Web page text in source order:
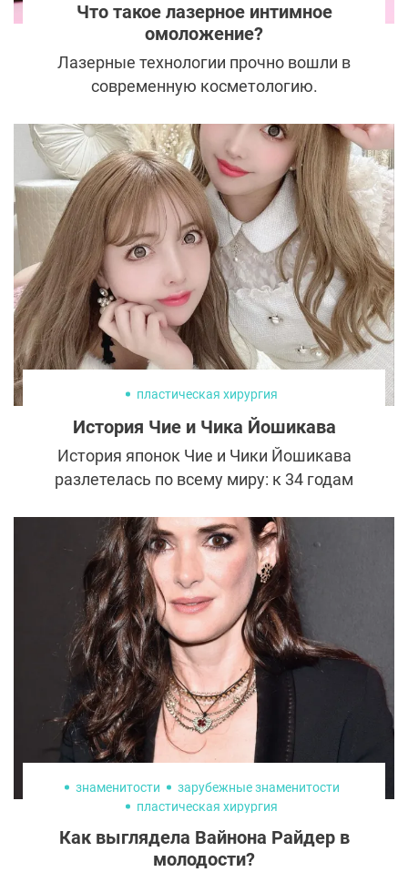
Что такое лазерное интимное
омоложение?
Лазерные технологии прочно вошли в
современную косметологию.
старение и возвращают коже здоровый
вид. К сожалению, возрастные изменения
затрагивают весь организм, и для
женщины важно заботиться не только о
лице, но и деликатных областях.
пластическая хирургия
История Чие и Чика Йошикава
История японок Чие и Чики Йошикава
разлетелась по всему миру: к 34 годам
иен (около 20 млн рублей) и изменились до
неузнаваемости.
знаменитости
зарубежные знаменитости
пластическая хирургия
Как выглядела Вайнона Райдер в
молодости?